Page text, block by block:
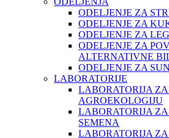
ODELJENJE ZA
ODELJENJE ZA
ODELJENJE ZA
ODELJENJE ZA
ALTERNATIVNE
ODELJENJE ZA
LABORATORIJE
LABORATORIJA
AGROEKOLOGIJU
LABORATORIJA
SEMENA
LABORATORIJA